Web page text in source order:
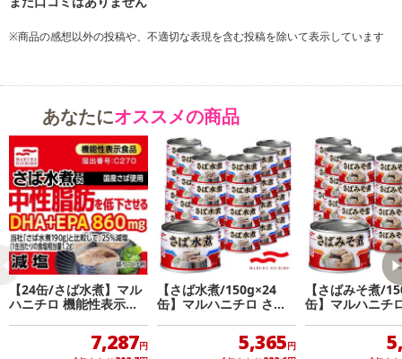
・注意事項：直射日光や高温多湿を避けて暗所で保存してください
商品到着時点でのお日持ち期間は、配送日数などにより異なります
のでご了承ください。
【キャンセルについて】
※お申込み後のキャンセルはお受けできません。
記載されている内容を必ずご確認いただき、お届けする商品セット
にご納得いただきましたうえでお申し込みください。
※パッケージ変更や商品リニューアル（成分など含む）等により、
参考の掲載画像や画像内のバーコードなど、お届け商品と多少異な
る場合がございます。
また、[新たな加工食品の原料原産地表示制度]の経過措置期間の終
了により、商品詳細内に記載の原産国・原材料の表記が旧表記の場
※商品の感想以外の投稿や、不適切な表現を含む投稿を除いて表示しています
あなたにオススメの商品
【24缶/さば水煮】マル
ハニチロ 機能性表示食
る「減塩さば水煮缶詰」
7,287円
【さば水煮/150g×24
缶】マルハニチロ さば
水煮缶詰
5,365円
【さばみそ煮/
缶】マルハニチ
みそ煮缶詰